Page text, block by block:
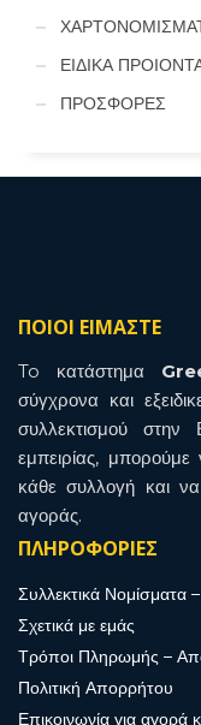
ΕΙΔΙΚΑ
ΠΡΟΣΦΟΡΕΣ
ΠΟΙΟΙ ΕΙΜΑΣΤΕ
To κατάστημα
σύγχρονα και
συλλεκτισμού
εμπειρίας,
κάθε συλλογή και
αγοράς.
ΠΛΗΡΟΦΟΡΙΕΣ
Συλλεκτικά Νομίσματα
Σχετικά με εμάς
Τρόποι Πληρωμής –
Πολιτική Απορρήτου
Επικοινωνία για